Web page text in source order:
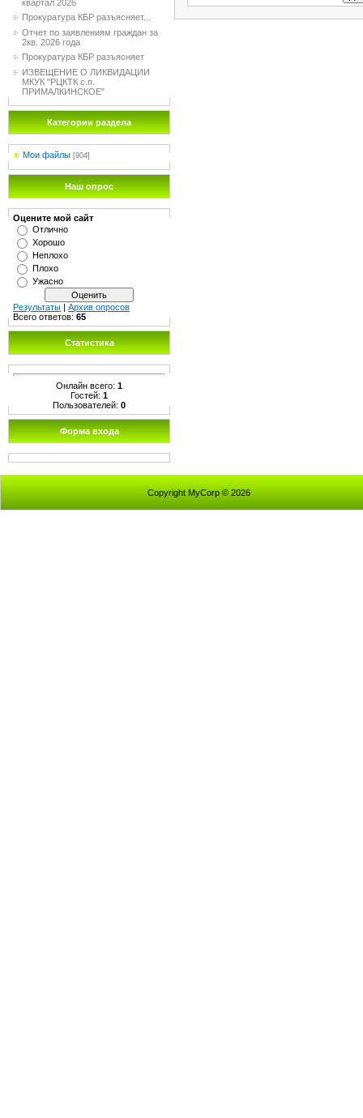
квартал 2026
Прокуратура КБР разъясняет...
Отчет по заявлениям граждан за
2кв. 2026 года
Прокуратура КБР разъясняет
ИЗВЕЩЕНИЕ О ЛИКВИДАЦИИ
МКУК "РЦКТК с.п.
ПРИМАЛКИНСКОЕ"
Категории раздела
Мои файлы [904]
Наш опрос
Оцените мой сайт
Отлично
Хорошо
Неплохо
Плохо
Ужасно
Результаты | Архив опросов
Всего ответов: 65
Статистика
Онлайн всего: 1
Гостей: 1
Пользователей: 0
Форма входа
Copyright MyCorp © 2026